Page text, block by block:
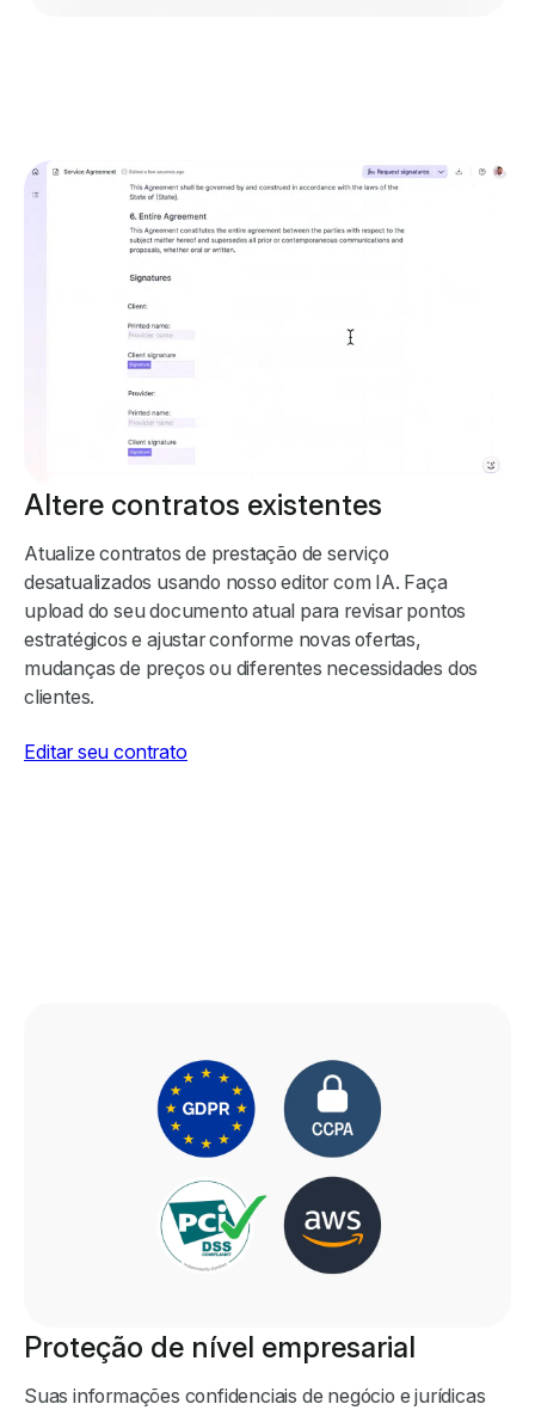
Altere contratos existentes
Atualize contratos de prestação de serviço
desatualizados usando nosso editor com IA. Faça
upload do seu documento atual para revisar pontos
estratégicos e ajustar conforme novas ofertas,
mudanças de preços ou diferentes necessidades dos
clientes.
Editar seu contrato
Proteção de nível empresarial
Suas informações confidenciais de negócio e jurídicas